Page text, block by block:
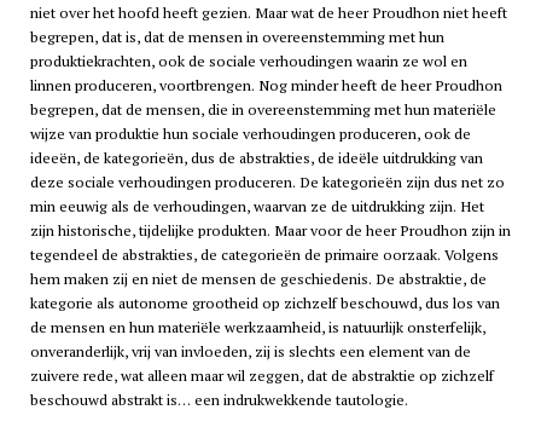
niet over het hoofd heeft gezien. Maar wat de heer Proudhon niet heeft
begrepen, dat is, dat de mensen in overeenstemming met hun
produktiekrachten, ook de sociale verhoudingen waarin ze wol en
linnen produceren, voortbrengen. Nog minder heeft de heer Proudhon
begrepen, dat de mensen, die in overeenstemming met hun materiële
wijze van produktie hun sociale verhoudingen produceren, ook de
ideeën, de kategorieën, dus de abstrakties, de ideële uitdrukking van
deze sociale verhoudingen produceren. De kategorieën zijn dus net zo
min eeuwig als de verhoudingen, waarvan ze de uitdrukking zijn. Het
zijn historische, tijdelijke produkten. Maar voor de heer Proudhon zijn in
tegendeel de abstrakties, de categorieën de primaire oorzaak. Volgens
hem maken zij en niet de mensen de geschiedenis. De abstraktie, de
kategorie als autonome grootheid op zichzelf beschouwd, dus los van
de mensen en hun materiële werkzaamheid, is natuurlijk onsterfelijk,
onveranderlijk, vrij van invloeden, zij is slechts een element van de
zuivere rede, wat alleen maar wil zeggen, dat de abstraktie op zichzelf
beschouwd abstrakt is… een indrukwekkende tautologie.